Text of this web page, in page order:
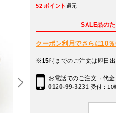
52 ポイント 還元
SALE品の
クーポン利用でさらに10
※15時までのご注文は即日出
お電話でのご注文（代金
0120-99-3231 受付：10